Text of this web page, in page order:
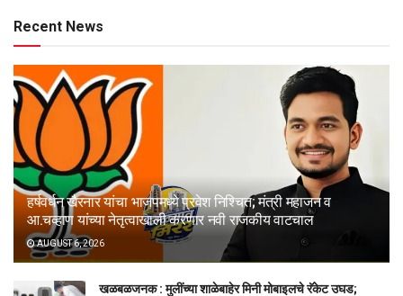
Recent News
हर्षवर्धन खैरनार यांचा भाजपमध्ये प्रवेश निश्चित; मंत्री महाजन व
आ.चव्हाण यांच्या नेतृत्वाखाली करणार नवी राजकीय वाटचाल
AUGUST 6, 2026
खळबळजनक : मुलींच्या शाळेबाहेर मिनी मोबाइलचे रॅकेट उघड;